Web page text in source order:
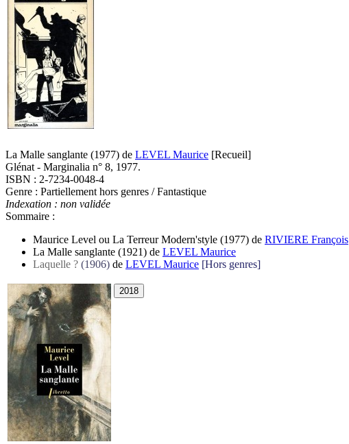
La Malle sanglante (1977) de LEVEL Maurice [Recueil]
Glénat - Marginalia n° 8, 1977.
ISBN : 2-7234-0048-4
Genre : Partiellement hors genres / Fantastique
Indexation : non validée
Sommaire :
Maurice Level ou La Terreur Modern'style (1977) de RIVIERE François
La Malle sanglante (1921) de LEVEL Maurice
Laquelle ? (1906) de LEVEL Maurice [Hors genres]